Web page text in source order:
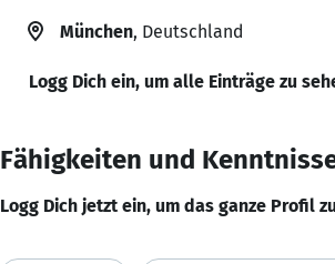
München, Deutschland
Logg Dich ein, um alle Einträge zu
Fähigkeiten und
Logg Dich jetzt ein, um das ganze Profil